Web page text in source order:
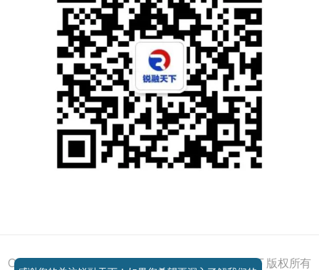
Copyright © 2011 - 2026 All right reserved 锐融天下 版权所有
添加好友
电话咨询